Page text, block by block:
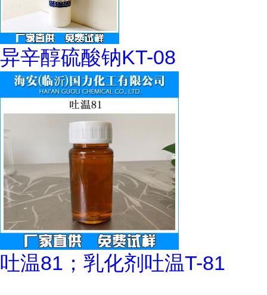
异辛醇硫酸钠KT-08
吐温81；乳化剂吐温T-81